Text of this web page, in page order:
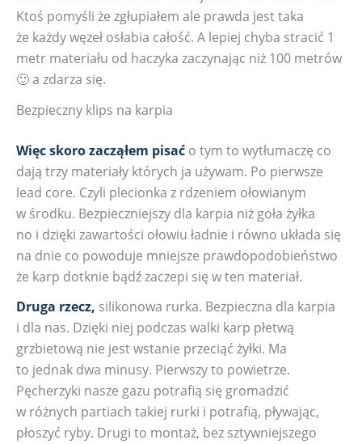
Ktoś pomyśli że zgłupiałem ale prawda jest taka
że każdy węzeł osłabia całość. A lepiej chyba stracić 1
metr materiału od haczyka zaczynając niż 100 metrów
🙂 a zdarza się.
Bezpieczny klips na karpia
Więc skoro zacząłem pisać o tym to wytłumaczę co
dają trzy materiały których ja używam. Po pierwsze
lead core. Czyli plecionka z rdzeniem ołowianym
w środku. Bezpieczniejszy dla karpia niż goła żyłka
no i dzięki zawartości ołowiu ładnie i równo układa się
na dnie co powoduje mniejsze prawdopodobieństwo
że karp dotknie bądź zaczepi się w ten materiał.
Druga rzecz, silikonowa rurka. Bezpieczna dla karpia
i dla nas. Dzięki niej podczas walki karp płetwą
grzbietową nie jest wstanie przeciąć żyłki. Ma
to jednak dwa minusy. Pierwszy to powietrze.
Pęcherzyki nasze gazu potrafią się gromadzić
w różnych partiach takiej rurki i potrafią, pływając,
płoszyć ryby. Drugi to montaż, bez sztywniejszego